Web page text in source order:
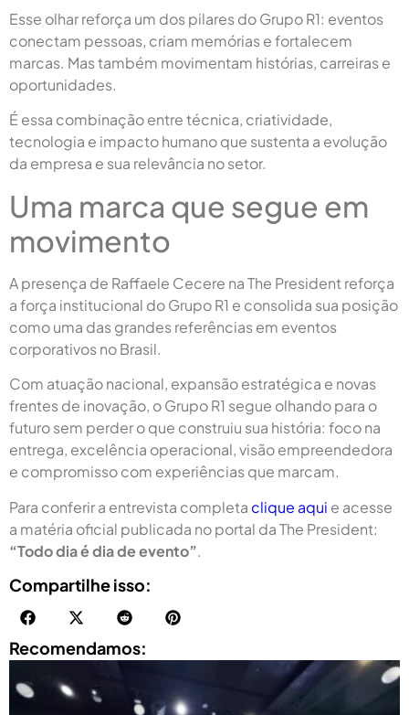
Esse olhar reforça um dos pilares do Grupo R1: eventos
conectam pessoas, criam memórias e fortalecem
marcas. Mas também movimentam histórias, carreiras e
oportunidades.
É essa combinação entre técnica, criatividade,
tecnologia e impacto humano que sustenta a evolução
da empresa e sua relevância no setor.
Uma marca que segue em
movimento
A presença de Raffaele Cecere na The President reforça
a força institucional do Grupo R1 e consolida sua posição
como uma das grandes referências em eventos
corporativos no Brasil.
Com atuação nacional, expansão estratégica e novas
frentes de inovação, o Grupo R1 segue olhando para o
futuro sem perder o que construiu sua história: foco na
entrega, excelência operacional, visão empreendedora
e compromisso com experiências que marcam.
Para conferir a entrevista completa clique aqui e acesse
a matéria oficial publicada no portal da The President:
“Todo dia é dia de evento”.
Compartilhe isso:
Recomendamos: